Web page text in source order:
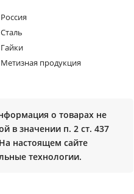
Россия
Сталь
Гайки
Метизная продукция
о товарах не
в значении п. 2 ст. 437
настоящем сайте
технологии.